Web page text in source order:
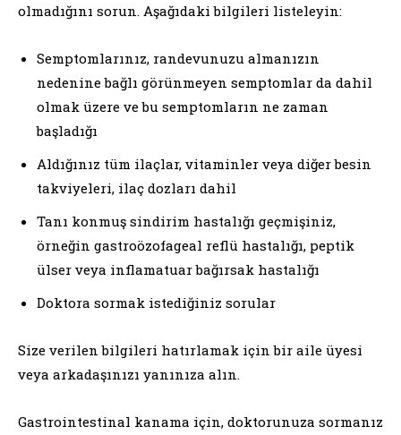
olmadığını sorun. Aşağıdaki bilgileri listeleyin:
Semptomlarınız, randevunuzu almanızın
nedenine bağlı görünmeyen semptomlar da dahil
olmak üzere ve bu semptomların ne zaman
başladığı
Aldığınız tüm ilaçlar, vitaminler veya diğer besin
takviyeleri, ilaç dozları dahil
Tanı konmuş sindirim hastalığı geçmişiniz,
örneğin gastroözofageal reflü hastalığı, peptik
ülser veya inflamatuar bağırsak hastalığı
Doktora sormak istediğiniz sorular
Size verilen bilgileri hatırlamak için bir aile üyesi
veya arkadaşınızı yanınıza alın.
Gastrointestinal kanama için, doktorunuza sormanız